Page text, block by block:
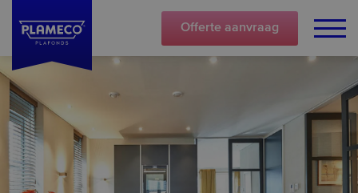
Offerte aanvraag